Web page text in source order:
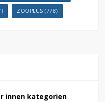
ZOOPLUS (778)
innen kategorien